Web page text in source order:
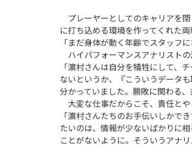
プレーヤーとしてのキャリアを
に打ち込める環境を作ってくれた
「まだ身体が動く年齢でスタッフ
ハイパフォーマンスアナリスト
「濵村さんは自分を犠牲にして、
ないというか、『こういうデータ
分かっていました。勝敗に関わる
大変な仕事だからこそ、責任とや
「濵村さんたちのお手伝いしかで
たいのは、情報が少ないばかりに
ことがないように。そういうアナ